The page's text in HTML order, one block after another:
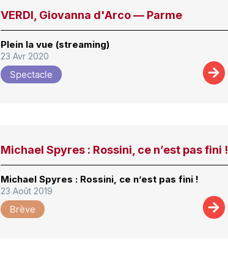
VERDI, Giovanna d'Arco — Parme
Plein la vue (streaming)
23 Avr 2020
Spectacle
Michael Spyres : Rossini, ce n’est pas fini !
Michael Spyres : Rossini, ce n’est pas fini !
23 Août 2019
Brève